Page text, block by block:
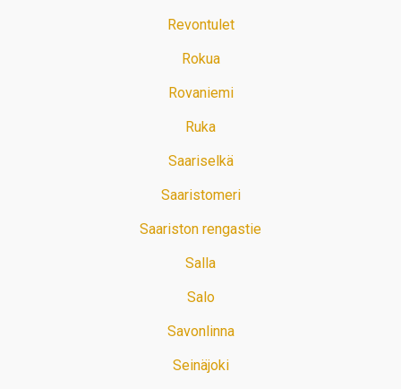
Revontulet
Rokua
Rovaniemi
Ruka
Saariselkä
Saaristomeri
Saariston rengastie
Salla
Salo
Savonlinna
Seinäjoki